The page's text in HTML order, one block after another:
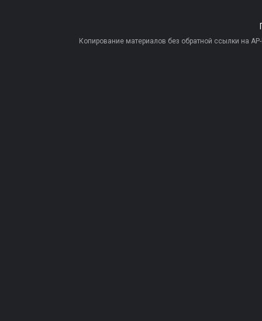
Копирование материалов без обратной ссылки на